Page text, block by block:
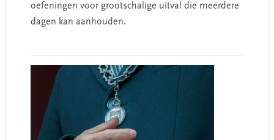
oefeningen voor grootschalige uitval die meerdere
dagen kan aanhouden.